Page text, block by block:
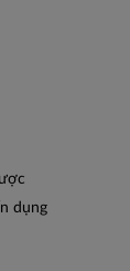
dụng